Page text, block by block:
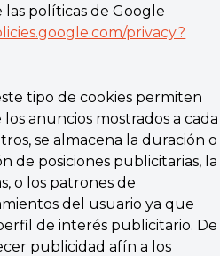
las políticas de Google
privacy?
tipo de cookies permiten
anuncios mostrados a cada
se almacena la duración o
de posiciones publicitarias, la
o los patrones de
del usuario ya que
de interés publicitario. De
publicidad afín a los